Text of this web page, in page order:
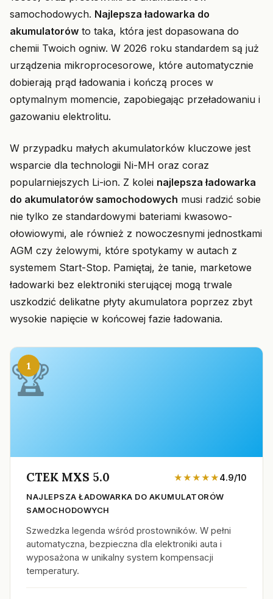
samochodowych. Najlepsza ładowarka do
akumulatorów to taka, która jest dopasowana do
chemii Twoich ogniw. W 2026 roku standardem są już
urządzenia mikroprocesorowe, które automatycznie
dobierają prąd ładowania i kończą proces w
optymalnym momencie, zapobiegając przeładowaniu i
gazowaniu elektrolitu.
W przypadku małych akumulatorków kluczowe jest
wsparcie dla technologii Ni-MH oraz coraz
popularniejszych Li-ion. Z kolei najlepsza ładowarka
do akumulatorów samochodowych musi radzić sobie
nie tylko ze standardowymi bateriami kwasowo-
ołowiowymi, ale również z nowoczesnymi jednostkami
AGM czy żelowymi, które spotykamy w autach z
systemem Start-Stop. Pamiętaj, że tanie, marketowe
ładowarki bez elektroniki sterującej mogą trwale
uszkodzić delikatne płyty akumulatora poprzez zbyt
wysokie napięcie w końcowej fazie ładowania.
1
CTEK MXS 5.0 ★★★★★4.9/10
NAJLEPSZA ŁADOWARKA DO AKUMULATORÓW
SAMOCHODOWYCH
Szwedzka legenda wśród prostowników. W pełni
automatyczna, bezpieczna dla elektroniki auta i
wyposażona w unikalny system kompensacji
temperatury.